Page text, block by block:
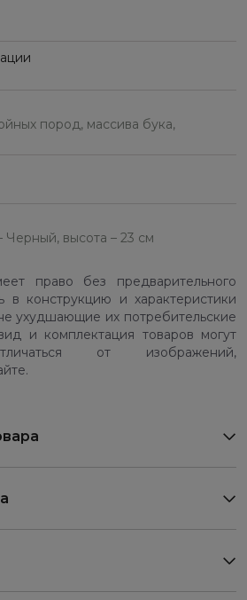
пород, массива бука,
Черный, высота – 23 см
право без предварительного
в конструкцию и характеристики
ухудшающие их потребительские
и комплектация товаров могут
от изображений,